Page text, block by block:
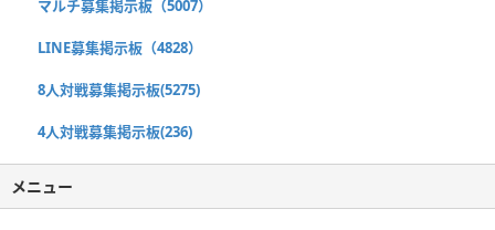
マルチ募集掲示板（5007）
LINE募集掲示板（4828）
8人対戦募集掲示板(5275)
4人対戦募集掲示板(236)
メニュー